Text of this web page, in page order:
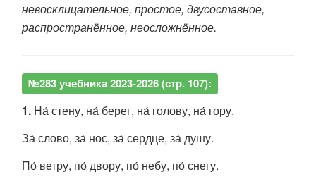
невосклицательное, простое, двусоставное,
распространённое, неосложнённое.
№283 учебника 2023-2026 (стр. 107):
1. На́ стену, на́ берег, на́ голову, на́ гору.
За́ слово, за́ нос, за́ сердце, за́ душу.
По́ ветру, по́ двору, по́ небу, по́ снегу.